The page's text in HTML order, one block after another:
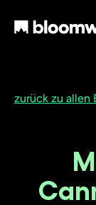
zurück zu allen